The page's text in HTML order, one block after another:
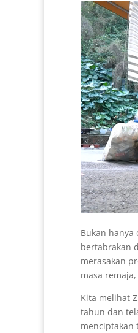
Bukan
bertabrakan
merasakan
masa
Kita melihat
tahun dan
menciptakan